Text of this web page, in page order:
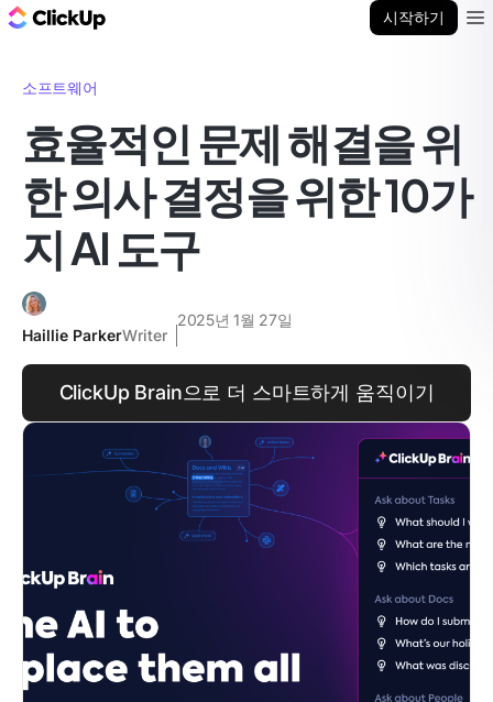
시작하기
소프트웨어
효율적인 문제 해결을 위
한 의사 결정을 위한 10가
지 AI 도구
Haillie ParkerWriter
2025년 1월 27일
ClickUp Brain으로 더 스마트하게 움직이기